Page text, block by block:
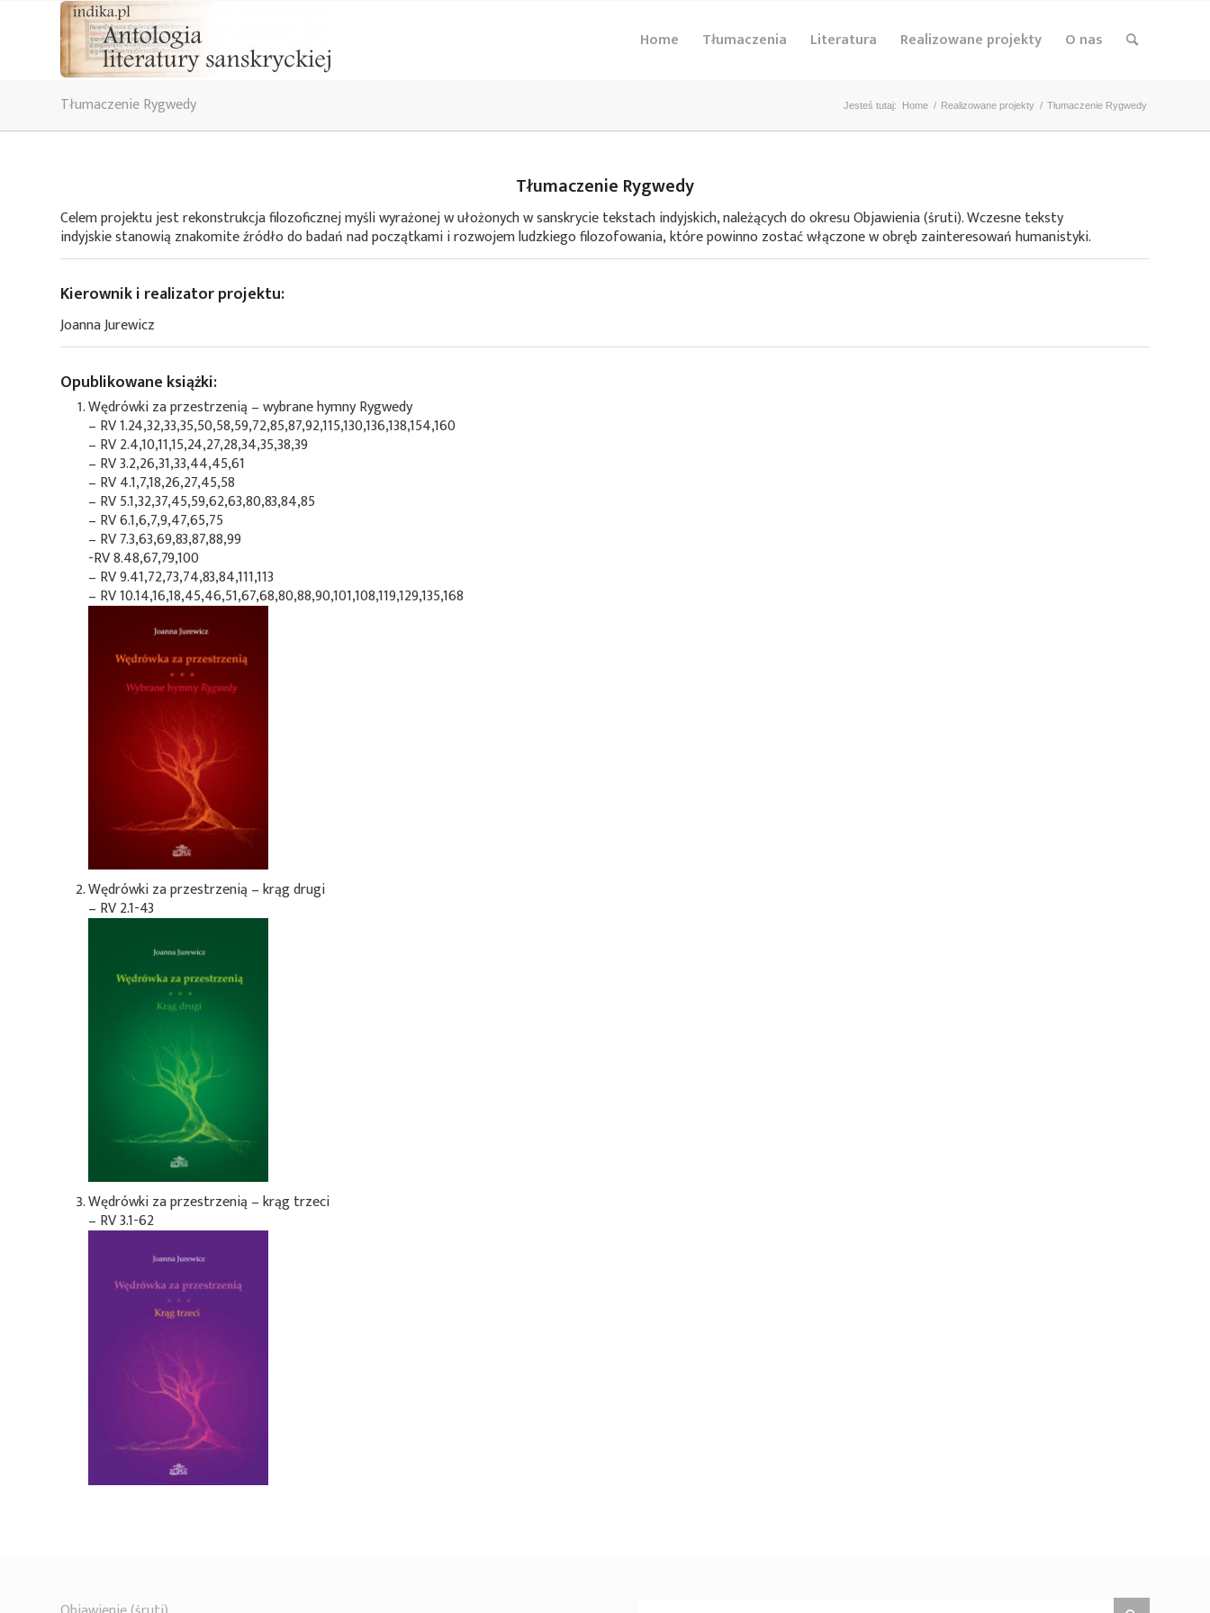
Home Tłumaczenia Literatura Realizowane projekty O nas
Tłumaczenie Rygwedy Jesteś tutaj: Home / Realizowane projekty / Tłumaczenie Rygwedy
Tłumaczenie Rygwedy
Celem projektu jest rekonstrukcja filozoficznej myśli wyrażonej w ułożonych w sanskrycie tekstach indyjskich, należących do okresu Objawienia (śruti). Wczesne teksty
indyjskie stanowią znakomite źródło do badań nad początkami i rozwojem ludzkiego filozofowania, które powinno zostać włączone w obręb zainteresowań humanistyki.
Kierownik i realizator projektu:
Joanna Jurewicz
Opublikowane książki:
Wędrówki za przestrzenią – wybrane hymny Rygwedy
– RV 1.24,32,33,35,50,58,59,72,85,87,92,115,130,136,138,154,160
– RV 2.4,10,11,15,24,27,28,34,35,38,39
– RV 3.2,26,31,33,44,45,61
– RV 4.1,7,18,26,27,45,58
– RV 5.1,32,37,45,59,62,63,80,83,84,85
– RV 6.1,6,7,9,47,65,75
– RV 7.3,63,69,83,87,88,99
-RV 8.48,67,79,100
– RV 9.41,72,73,74,83,84,111,113
– RV 10.14,16,18,45,46,51,67,68,80,88,90,101,108,119,129,135,168
Wędrówki za przestrzenią – krąg drugi
– RV 2.1-43
Wędrówki za przestrzenią – krąg trzeci
– RV 3.1-62